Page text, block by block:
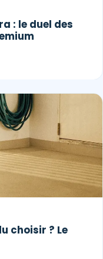
: le duel des
choisir ? Le